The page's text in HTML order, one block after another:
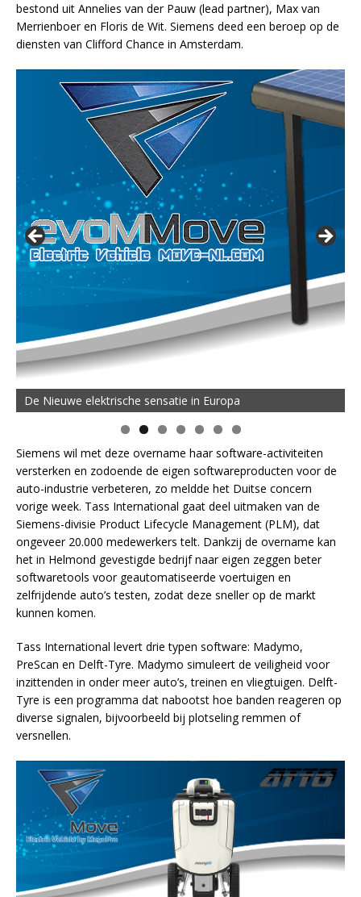
bestond uit Annelies van der Pauw (lead partner), Max van
Merrienboer en Floris de Wit. Siemens deed een beroep op de
diensten van Clifford Chance in Amsterdam.
De Nieuwe elektrische sensatie in Europa
Siemens wil met deze overname haar software-activiteiten
versterken en zodoende de eigen softwareproducten voor de
auto-industrie verbeteren, zo meldde het Duitse concern
vorige week. Tass International gaat deel uitmaken van de
Siemens-divisie Product Lifecycle Management (PLM), dat
ongeveer 20.000 medewerkers telt. Dankzij de overname kan
het in Helmond gevestigde bedrijf naar eigen zeggen beter
softwaretools voor geautomatiseerde voertuigen en
zelfrijdende auto’s testen, zodat deze sneller op de markt
kunnen komen.
Tass International levert drie typen software: Madymo,
PreScan en Delft-Tyre. Madymo simuleert de veiligheid voor
inzittenden in onder meer auto’s, treinen en vliegtuigen. Delft-
Tyre is een programma dat nabootst hoe banden reageren op
diverse signalen, bijvoorbeeld bij plotseling remmen of
versnellen.